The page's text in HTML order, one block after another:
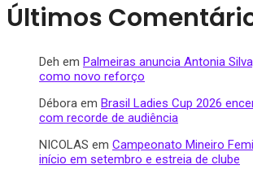
Últimos
Deh em Palmeiras anuncia Antonia
como novo reforço
Débora em Brasil Ladies Cup 2026
com recorde de audiência
NICOLAS em Campeonato Mineiro
início em setembro e estreia de clube